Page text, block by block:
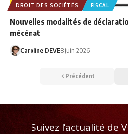
DROIT DES SOCIÉTÉS FISCAL
Nouvelles modalités de
mécénat
Caroline DEVE8 juin 2026
Précédent
Suivez l’actualité de